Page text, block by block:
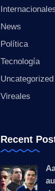
News
Política
Tecnología
Uncategorized
Vireales
Recent